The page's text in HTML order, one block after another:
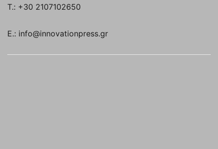
T.: +30 2107102650
E.: info@innovationpress.gr